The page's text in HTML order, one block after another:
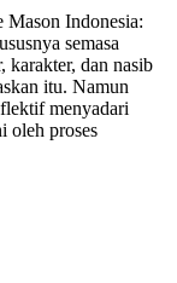
Indonesia:
semasa
karakter, dan nasib
itu. Namun
menyadari
oleh proses